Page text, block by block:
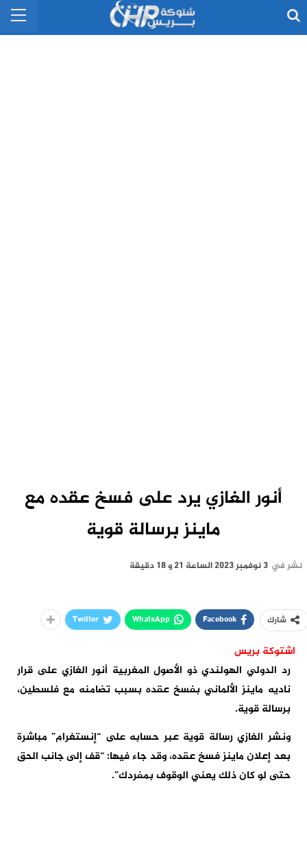
أنور الغازي يرد على فسخ عقده مع
ماينز برسالة قوية
نشر في 3 نوفمبر 2023 الساعة 21 و 18 دقيقة
شارك Facebook
WhatsApp
Twitter
اشتوكة بريس
رد الدولي الهولندي ذو الأصول المغربية أنور الغازي على قرار
ناديه ماينز الألماني بفسخ عقده بسبب تضامنه مع فلسطين،
برسالة قوية.
ونشر الغازي رسالة قوية عبر حسابه على “إنستغرام” مباشرة
بعد إعلان ماينز فسخ عقده، وقد جاء فيها: “قف إلى جانب الحق
حتى لو كان ذلك يعني الوقوف بمفردك”.